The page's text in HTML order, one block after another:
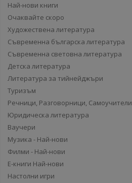
Най-нови книги
Очаквайте скоро
Художествена литература
Съвременна българска литература
Съвременна световна литература
Детска литература
Литература за тийнейджъри
Туризъм
Речници, Разговорници, Самоучители
Юридическа литература
Ваучери
Музика - Най-нови
Филми - Най-нови
Е-книги Най-нови
Настолни игри